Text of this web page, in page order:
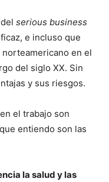
serious business
e incluso que
en el
del siglo XX. Sin
y sus riesgos.
el trabajo son
entiendo son las
la salud y las